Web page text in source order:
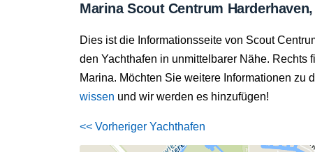
Marina Scout Centrum
Dies ist die Informationsseite von Scout
den Yachthafen in unmittelbarer Nähe.
Marina. Möchten Sie weitere Informationen zu
wissen und wir werden es hinzufügen!
<< Vorheriger Yachthafen